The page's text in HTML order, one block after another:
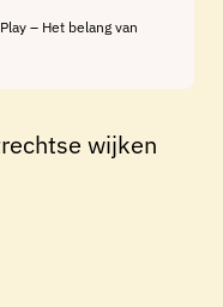
– Het belang van